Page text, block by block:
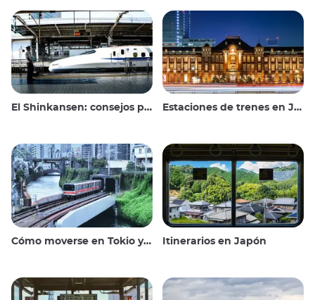
El Shinkansen: consejos para viajar en el tren bala japonés Estaciones de trenes en Japón
Cómo moverse en Tokio y alrededores Itinerarios en Japón